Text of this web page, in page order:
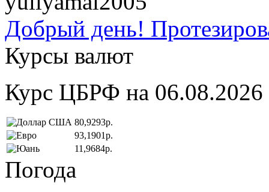
Добрый день!
Курсы валют
Курс ЦБРФ на 06.08.2026
80,9293р.
93,1901р.
11,9684р.
Погода